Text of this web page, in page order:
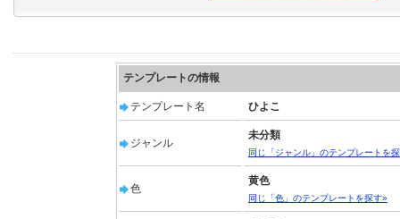
テンプレートの情報
テンプレート名 ひよこ
ジャンル
未分類
同じ「ジャンル」のテンプレートを
色
黄色
同じ「色」のテンプレートを探す»